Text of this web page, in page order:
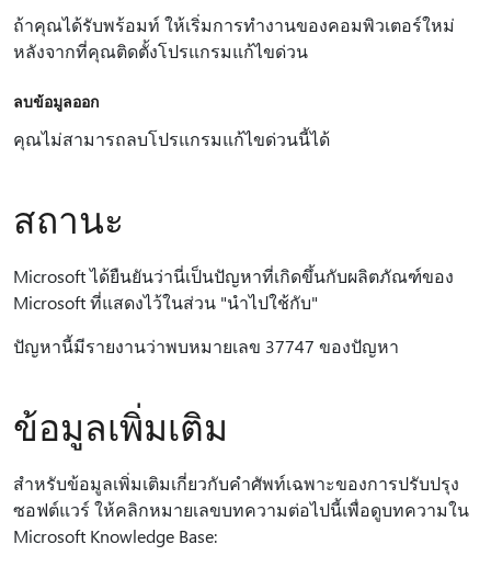
ถ้าคุณได้รับพร้อมท์ ให้เริ่มการทํางานของคอมพิวเตอร์ใหม่
หลังจากที่คุณติดตั้งโปรแกรมแก้ไขด่วน
ลบข้อมูลออก
คุณไม่สามารถลบโปรแกรมแก้ไขด่วนนี้ได้
สถานะ
Microsoft ได้ยืนยันว่านี่เป็นปัญหาที่เกิดขึ้นกับผลิตภัณฑ์ของ
Microsoft ที่แสดงไว้ในส่วน "นำไปใช้กับ"
ปัญหานี้มีรายงานว่าพบหมายเลข 37747 ของปัญหา
ข้อมูลเพิ่มเติม
สําหรับข้อมูลเพิ่มเติมเกี่ยวกับคําศัพท์เฉพาะของการปรับปรุง
ซอฟต์แวร์ ให้คลิกหมายเลขบทความต่อไปนี้เพื่อดูบทความใน
Microsoft Knowledge Base: